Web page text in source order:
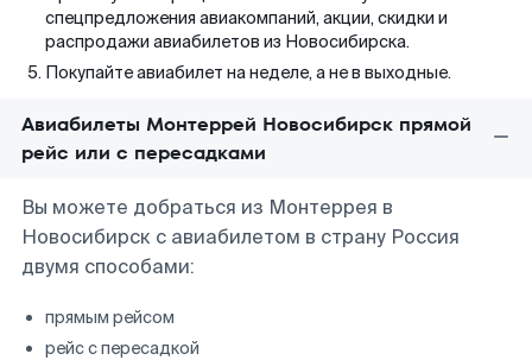
спецпредложения авиакомпаний, акции, скидки и
распродажи авиабилетов из Новосибирска.
Покупайте авиабилет на неделе, а не в выходные.
Авиабилеты Монтеррей Новосибирск прямой
рейс или с пересадками
Вы можете добраться из Монтеррея в
Новосибирск с авиабилетом в страну Россия
двумя способами:
прямым рейсом
рейс с пересадкой